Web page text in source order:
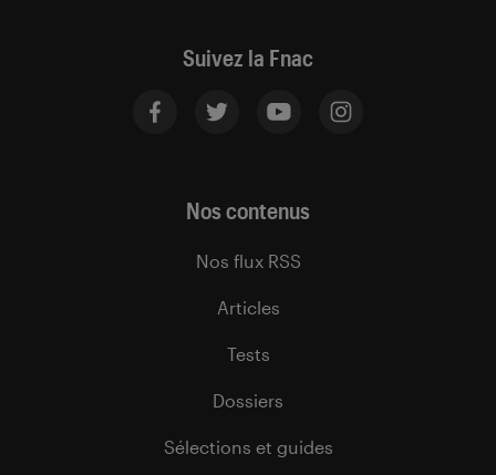
Suivez la Fnac
Nos contenus
Nos flux RSS
Articles
Tests
Dossiers
Sélections et guides